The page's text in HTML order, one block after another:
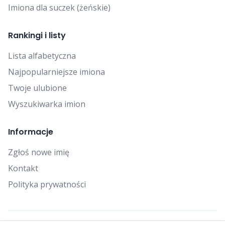
Imiona dla suczek (żeńskie)
Rankingi i listy
Lista alfabetyczna
Najpopularniejsze imiona
Twoje ulubione
Wyszukiwarka imion
Informacje
Zgłoś nowe imię
Kontakt
Polityka prywatności